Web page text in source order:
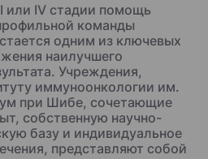
или IV стадии помощь
команды
одним из ключевых
наилучшего
Учреждения,
иммуноонкологии им.
при Шибе, сочетающие
собственную научно-
базу и индивидуальное
представляют собой